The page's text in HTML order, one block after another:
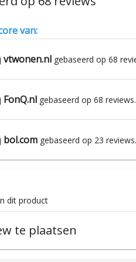
van:
vtwonen.nl gebaseerd op 68
FonQ.nl gebaseerd op 68 reviews.
bol.com gebaseerd op 23 reviews.
dit product
te plaatsen